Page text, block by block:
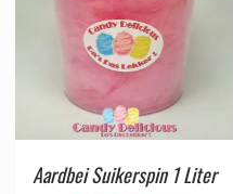
Aardbei Suikerspin 1 Liter